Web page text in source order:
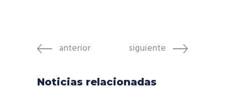
anterior siguiente
Noticias relacionadas